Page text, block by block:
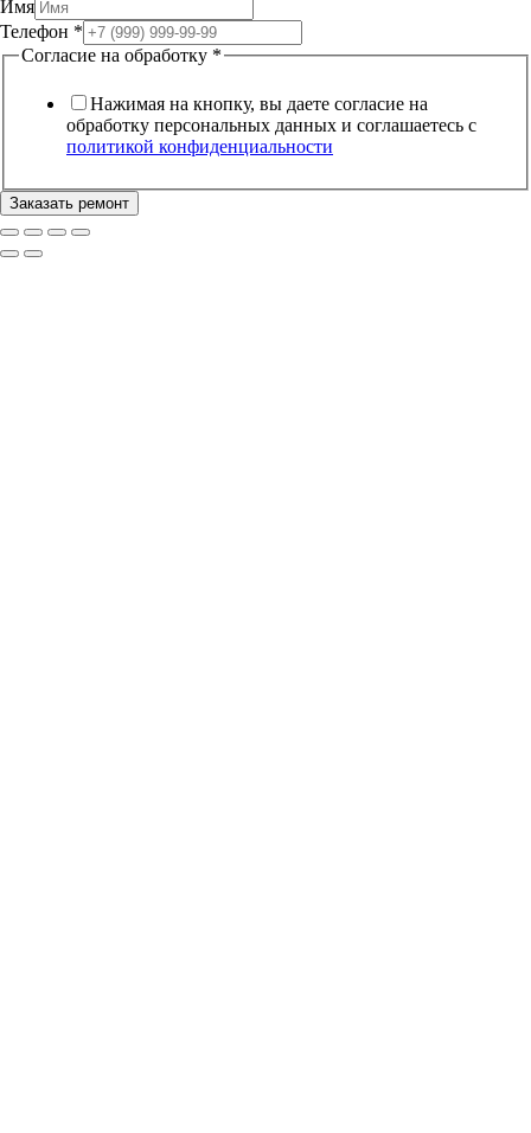
Имя
Телефон *
на
обработку
Согласие на обработку *
Нажимая на кнопку, вы даете согласие на
обработку персональных данных и соглашаетесь c
политикой конфиденциальности
Заказать ремонт